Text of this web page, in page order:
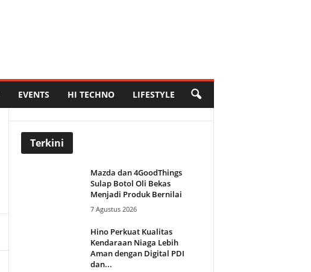
EVENTS HI TECHNO LIFESTYLE
Terkini
Mazda dan 4GoodThings
Sulap Botol Oli Bekas
Menjadi Produk Bernilai
7 Agustus 2026
Hino Perkuat Kualitas
Kendaraan Niaga Lebih
Aman dengan Digital PDI
dan...